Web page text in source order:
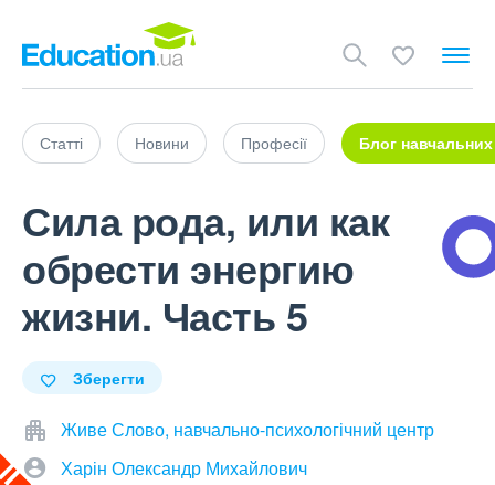
Статті Новини Професії Блог навчальних
Сила рода, или как
обрести энергию
жизни. Часть 5
Зберегти
Живе Слово, навчально-психологічний центр
Харін Олександр Михайлович